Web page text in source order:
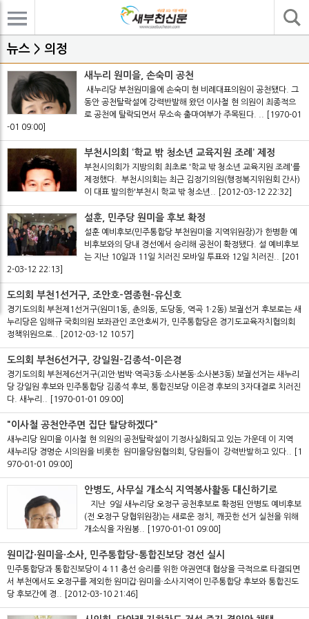
뉴스 > 의정
새누리 원미을, 손숙미 공천
새누리당 부천원미을에 손숙미 현 비례대표의원이 공천됐다. 그
동안 공천탈락설에 강력반발해 왔던 이사철 현 의원이 최종적으
로 공천에 탈락되면서 무소속 출마여부가 주목된다. ..
[1970-01
-01 09:00]
부천시의회 ‘학교 밖 청소년 교육지원 조례’ 제정
부천시의회가 지방의회 최초로 '학교 밖 청소년 교육지원 조례'를
제정했다. 부천시의회는 최근 김정기의원(행정복지위원회 간사)
이 대표 발의한'부천시 학교 밖 청소년..
[2012-03-12 22:32]
설훈, 민주당 원미을 후보 확정
설훈 예비후보(민주통합당 부천원미을 지역위원장)가 한병환 예
비후보와의 당내 경선에서 승리해 공천이 확정됐다. 설 예비후보
는 지난 10일과 11일 치러진 모바일 투표와 12일 치러진..
[201
2-03-12 22:13]
도의회 부천1선거구, 조안호-염종현-유신호
경기도의회 부천제1선거구(원미1동, 춘의동, 도당동, 역곡 1·2동) 보궐선거 후보로는 새
누리당은 임해규 국회의원 보좌관인 조안호씨가, 민주통합당은 경기도교육자치협의회
정책위원으로..
[2012-03-12 10:57]
도의회 부천6선거구, 강일원-김종석-이은경
경기도의회 부천제6선거구(괴안·범박·역곡3동·소사본동·소사본3동) 보궐선거는 새누리
당 강일원 후보와 민주통합당 김종석 후보, 통합진보당 이은경 후보의 3자대결로 치러진
다. 새누리..
[1970-01-01 09:00]
"이사철 공천안주면 집단 탈당하겠다"
새누리당 원미을 이사철 현 의원의 공천탈락설이 기정사실화되고 있는 가운데 이 지역
새누리당 경명순 시의원을 비롯한 원미을당원협의회, 당원들이 강력반발하고 있다..
[1
970-01-01 09:00]
안병도, 사무실 개소식 지역봉사활동 대신하기로
지난 9일 새누리당 오정구 공천후보로 확정된 안병도 예비후보
(전 오정구 당협위원장)는 새로운 정치, 깨끗한 선거 실천을 위해
개소식을 자원봉..
[1970-01-01 09:00]
원미갑·원미을·소사, 민주통합당-통합진보당 경선 실시
민주통합당과 통합진보당이 4·11 총선 승리를 위한 야권연대 협상을 극적으로 타결되면
서 부천에서도 오정구를 제외한 원미갑·원미을·소사지역이 민주통합당 후보와 통합진도
당 후보간에 경..
[2012-03-10 21:46]